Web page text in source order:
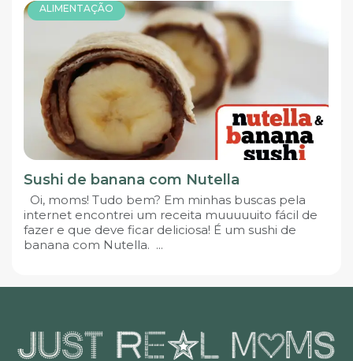
ALIMENTAÇÃO
Sushi de banana com Nutella
Oi, moms! Tudo bem? Em minhas buscas pela
internet encontrei um receita muuuuuito fácil de
fazer e que deve ficar deliciosa! É um sushi de
banana com Nutella. ...